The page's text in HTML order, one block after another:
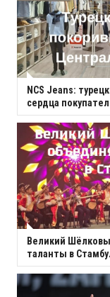
NCS Jeans:
сердца
Великий
таланты в